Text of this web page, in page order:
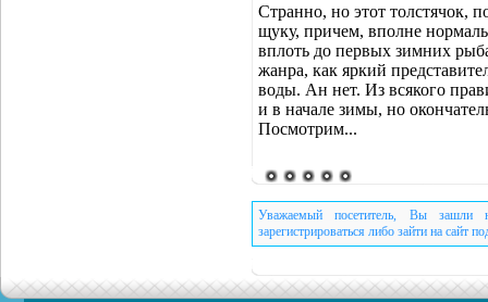
Странно, но этот толстячок,
щуку, причем, вполне
вплоть до первых зимних
жанра, как яркий
воды. Ан нет. Из всякого
и в начале зимы, но
Посмотрим...
Уважаемый посетитель, Вы зашли
зарегистрироваться либо зайти на сайт